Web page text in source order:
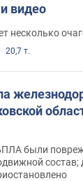
видео
несколько
20,7 т.
были